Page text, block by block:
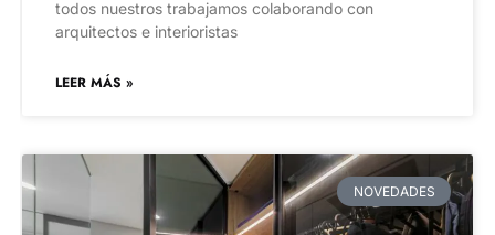
todos nuestros trabajamos colaborando con
arquitectos e interioristas
LEER MÁS »
NOVEDADES